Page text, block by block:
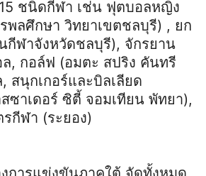
ชนิดกีฬา เช่น ฟุตบอลหญิง
พลศึกษา วิทยาเขตชลบุรี) , ยก
กีฬาจังหวัดชลบุรี), จักรยาน
ล, กอล์ฟ (อมตะ สปริง คันทรี
สนุกเกอร์และบิลเลียด
ซาเดอร์ ซิตี้ จอมเทียน พัทยา),
กีฬา (ระยอง)